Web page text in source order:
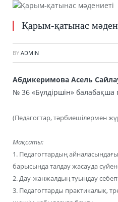
Қарым-қатынас
BY ADMIN
Абдикеримова Асель
№ 36 «Бүлдіршін» балабақша
(Педагогтар, тәрбиешілермен
Мақсаты:
1. Педагогтардың
барысында талдау жасауда
2. Дау-жанжалдың туындау
3. Педагогтарды практикалық,